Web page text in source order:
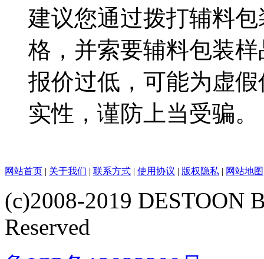
建议您通过拨打辅料
格，并索要辅料包装
报价过低，可能为虚
实性，谨防上当受骗。
网站首页 | 关于我们 | 联系方式 | 使用协议 | 版权隐私 | 网站地图
(c)2008-2019 DESTOON
Reserved